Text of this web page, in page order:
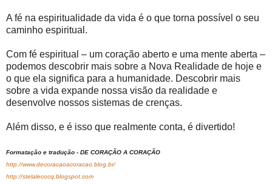
A fé na espiritualidade da vida é o que torna possível o seu
caminho espiritual.
Com fé espiritual – um coração aberto e uma mente aberta –
podemos descobrir mais sobre a Nova Realidade de hoje e
o que ela significa para a humanidade. Descobrir mais
sobre a vida expande nossa visão da realidade e
desenvolve nossos sistemas de crenças.
Além disso, e é isso que realmente conta, é divertido!
Formatação e tradução - DE CORAÇÃO A CORAÇÃO
http://www.decoracaoacoracao.blog.br/
http://stelalecocq.blogspot.com